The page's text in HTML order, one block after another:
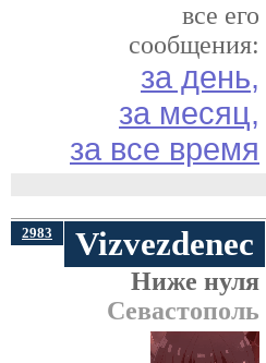
все его
сообщения:
за день,
за месяц,
за все время
2983 Vizvezdenec
Ниже нуля
Севастополь